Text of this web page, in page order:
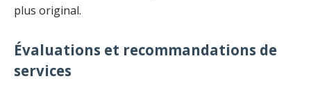
plus original.
Évaluations et recommandations de
services